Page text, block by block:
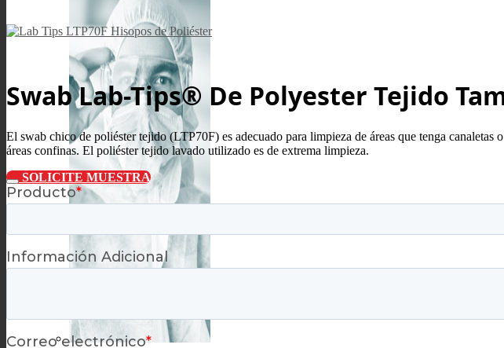
Swab Lab-Tips® De Polyester Tejido
El swab chico de poliéster tejido (LTP70F) es adecuado para limpieza de áreas que tenga
áreas confinas. El poliéster tejido lavado utilizado es de extrema limpieza.
SOLICITE MUESTRA